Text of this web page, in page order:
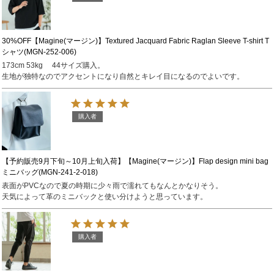
30%OFF【Magine(マージン)】Textured Jacquard Fabric Raglan Sleeve T-shirt T
シャツ(MGN-252-006)
173cm 53kg 　44サイズ購入。
生地が独特なのでアクセントになり自然とキレイ目になるのでよいです。
【予約販売9月下旬～10月上旬入荷】【Magine(マージン)】Flap design mini bag
ミニバッグ(MGN-241-2-018)
購入者
表面がPVCなので夏の時期に少々雨で濡れてもなんとかなりそう。
天気によって革のミニバックと使い分けようと思っています。
購入者